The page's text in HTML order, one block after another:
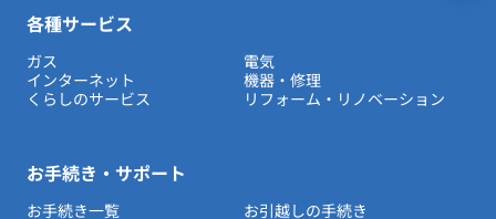
各種サービス
ガス
電気
インターネット
機器・修理
くらしのサービス
リフォーム・リノベーション
お手続き・サポート
お手続き一覧
お引越しの手続き